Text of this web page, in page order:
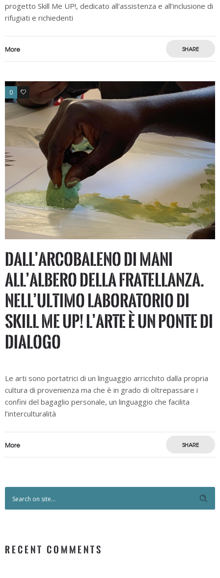
progetto Skill Me UP!, dedicato all’assistenza e all’inclusione di
rifugiati e richiedenti
More SHARE
0 0
Dall’arcobaleno di mani
all’albero della fratellanza.
Nell’ultimo laboratorio di
Skill Me UP! l’arte è un ponte di
dialogo
Le arti sono portatrici di un linguaggio arricchito dalla propria
cultura di provenienza ma che è in grado di oltrepassare i
confini del bagaglio personale, un linguaggio che facilita
l’interculturalità
More SHARE
RECENT COMMENTS